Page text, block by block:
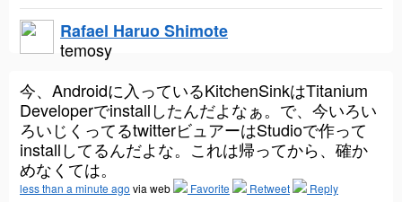
Rafael Haruo Shimote
temosy
今、Androidに入っているKitchenSinkはTitanium
Developerでinstallしたんだよなぁ。で、今いろい
ろいじくってるtwitterビュアーはStudioで作って
installしてるんだよな。これは帰ってから、確か
めなくては。
less than a minute ago via web Favorite Retweet Reply